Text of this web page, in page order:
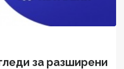
за разширени